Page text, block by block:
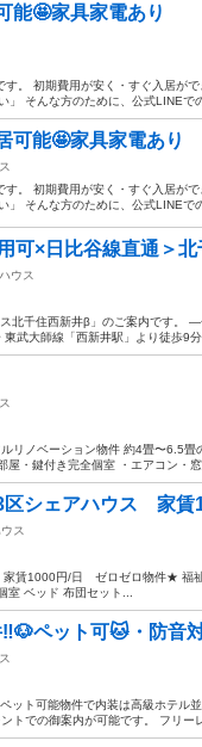
能🤩家具家電あり
。 初期費用が安く・すぐ入居が
」 そんな方のために、公式LINEで
可能🤩家具家電あり
。 初期費用が安く・すぐ入居が
」 そんな方のために、公式LINEで
可×日比谷線直通＞北
ウス
北千住西新井β」のご案内です
武大師線「西新井駅」より徒歩9
リノベーション物件 約4畳〜6.5畳
・鍵付き完全個室 ・エアコン・窓
シェアハウス 家賃
ス
1000円/日 ゼロゼロ物件★ 福祉
ベッド 布団セット...
ペット可🐱・防音
ット可能物件で内装は高級ホテル
トでの御案内が可能です。 フリー